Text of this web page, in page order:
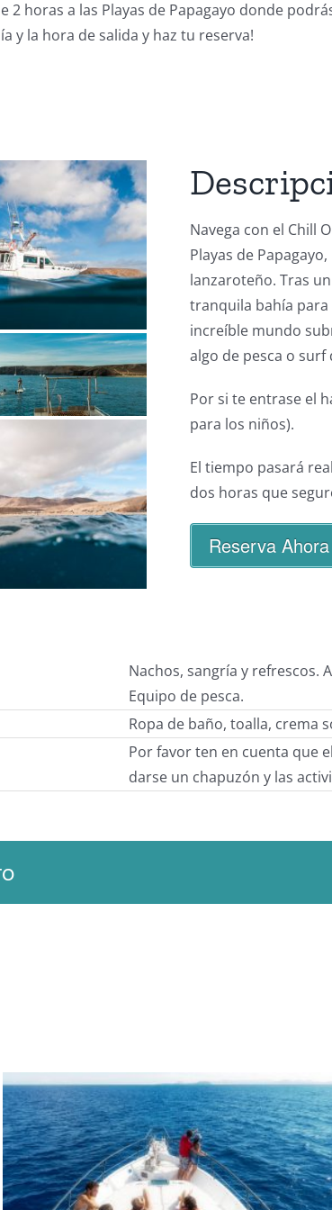
2 horas a las Playas de Papagayo donde
y la hora de salida y haz tu reserva!
Navega con el Chill
Playas de
lanzaroteño. Tras
tranquila bahía
increíble mundo
algo de pesca o
Por si te entrase el
para los niños).
El tiempo pasará
dos horas que
Reserva Ahora
Nachos, sangría y refrescos.
Equipo de pesca.
Ropa de baño, toalla, crema
Por favor ten en cuenta que
darse un chapuzón y las